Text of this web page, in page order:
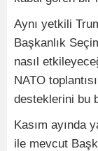
Aynı yetkili
Başkanlık
nasıl
NATO
desteklerini bu
Kasım ayında
ile mevcut